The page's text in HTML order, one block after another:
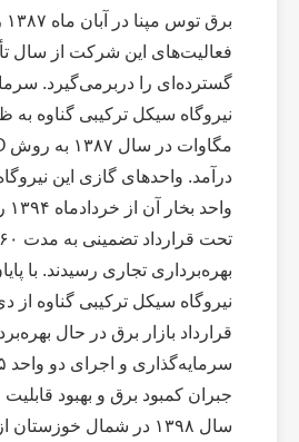
برق توس مپنا در آبان ماه ۱۳۸۷ راه‌اندازی شد.
فعالیت‌های این شرکت از سال
گسترده‌ای را دربرمی‌گیرد.
بهره‌برداری تجاری رسیدند. با
قرارداد بازار برق در حال
جبران کمبود برق و بهبود
سال ۱۳۹۸ در شمال